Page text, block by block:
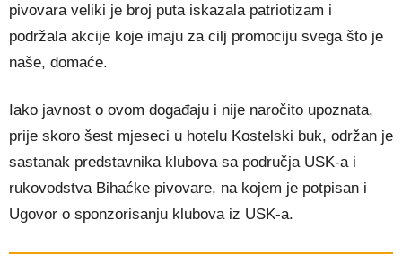
pivovara veliki je broj puta iskazala patriotizam i
podržala akcije koje imaju za cilj promociju svega što je
naše, domaće.
Iako javnost o ovom događaju i nije naročito upoznata,
prije skoro šest mjeseci u hotelu Kostelski buk, održan je
sastanak predstavnika klubova sa područja USK-a i
rukovodstva Bihaćke pivovare, na kojem je potpisan i
Ugovor o sponzorisanju klubova iz USK-a.